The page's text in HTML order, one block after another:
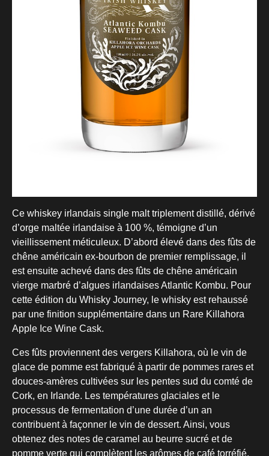
Ce whiskey irlandais single malt triplement distillé, dérivé
d’orge maltée irlandaise à 100 %, témoigne d’un
vieillissement méticuleux. D’abord élevé dans des fûts de
chêne américain ex-bourbon de premier remplissage, il
est ensuite achevé dans des fûts de chêne américain
vierge marbré d’algues irlandaises Atlantic Kombu. Pour
cette édition du Whisky Journey, le whisky est rehaussé
par une finition supplémentaire dans un Rare Killahora
Apple Ice Wine Cask.
Ces fûts proviennent des vergers Killahora, où le vin de
glace de pomme est fabriqué à partir de pommes rares et
douces-amères cultivées sur les pentes sud du comté de
Cork, en Irlande. Les températures glaciales et le
processus de fermentation d’une durée d’un an
contribuent à façonner le vin de dessert. Ainsi, vous
obtenez des notes de caramel au beurre sucré et de
pomme verte qui complètent les arômes de café torréfié,